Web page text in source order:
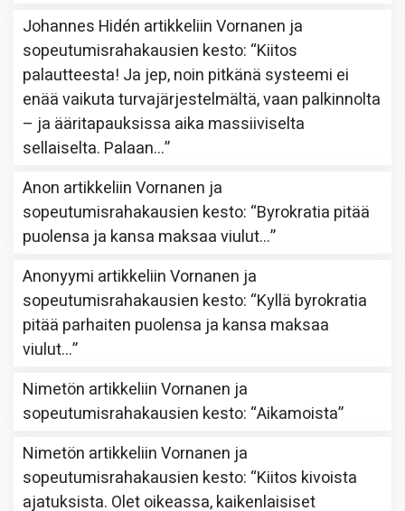
Johannes Hidén artikkeliinVornanen ja
sopeutumisrahakausien kesto: “Kiitos
palautteesta! Ja jep, noin pitkänä systeemi ei
enää vaikuta turvajärjestelmältä, vaan palkinnolta
– ja ääritapauksissa aika massiiviselta
sellaiselta. Palaan…”
Anon artikkeliinVornanen ja
sopeutumisrahakausien kesto: “Byrokratia pitää
puolensa ja kansa maksaa viulut…”
Anonyymi artikkeliinVornanen ja
sopeutumisrahakausien kesto: “Kyllä byrokratia
pitää parhaiten puolensa ja kansa maksaa
viulut…”
Nimetön artikkeliinVornanen ja
sopeutumisrahakausien kesto: “Aikamoista”
Nimetön artikkeliinVornanen ja
sopeutumisrahakausien kesto: “Kiitos kivoista
ajatuksista. Olet oikeassa, kaikenlaisiset